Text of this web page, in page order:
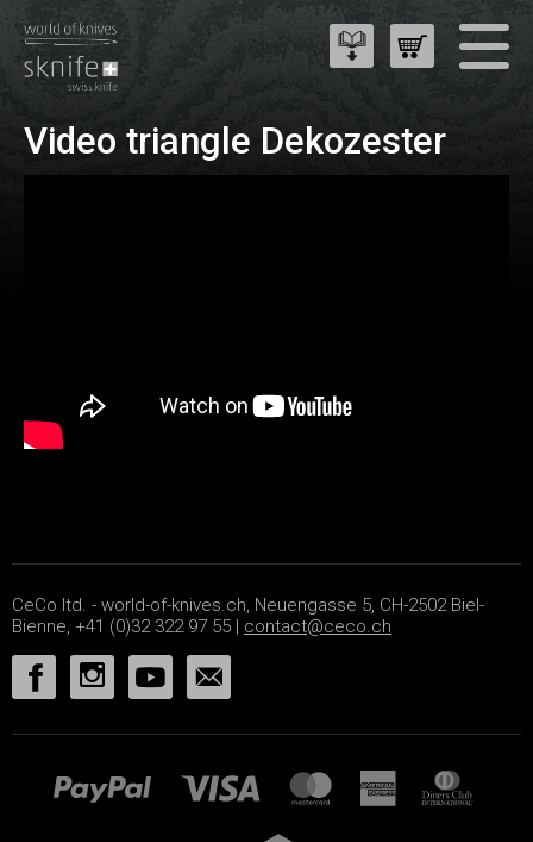
Video triangle Dekozester
CeCo ltd. - world-of-knives.ch, Neuengasse 5, CH-2502 Biel-
Bienne, +41 (0)32 322 97 55 | contact@ceco.ch